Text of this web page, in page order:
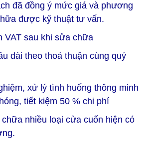
đã đồng ý mức giá và phương
được kỹ thuật tư vấn.
VAT sau khi sửa chữa
dài theo thoả thuận cùng quý
xử lý tình huống thông minh
tiết kiệm 50 % chi phí
nhiều loại cửa cuốn hiện có